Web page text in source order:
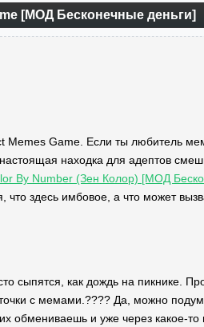
[МОД Бесконечные деньги]
Memes Game. Если ты любитель
находка для адептов
By Number (Зен Колор) [МОД
здесь имбовое, а что может
сыпятся, как дождь на пикнике.
с мемами.???? Да, можно
обмениваешь и уже через какое-